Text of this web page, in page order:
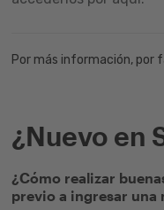
Por más información, por
¿Nuevo en
¿Cómo realizar
previo a ingresar una